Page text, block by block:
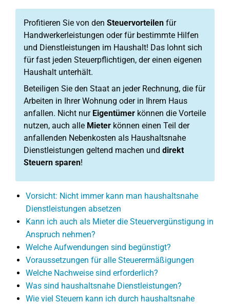
Profitieren Sie von den Steuervorteilen für
Handwerkerleistungen oder für bestimmte Hilfen
und Dienstleistungen im Haushalt! Das lohnt sich
für fast jeden Steuerpflichtigen, der einen eigenen
Haushalt unterhält.
Beteiligen Sie den Staat an jeder Rechnung, die für
Arbeiten in Ihrer Wohnung oder in Ihrem Haus
anfallen. Nicht nur Eigentümer können die Vorteile
nutzen, auch alle Mieter können einen Teil der
anfallenden Nebenkosten als Haushaltsnahe
Dienstleistungen geltend machen und direkt
Steuern sparen!
Vorsicht: Nicht immer kann man haushaltsnahe
Dienstleistungen absetzen
Kann ich auch als Mieter die Steuervergünstigung in
Anspruch nehmen?
Welche Aufwendungen sind begünstigt?
Voraussetzungen für alle Steuerermäßigungen
Welche Nachweise sind erforderlich?
Was sind haushaltsnahe Dienstleistungen?
Wie viel Steuern kann ich durch haushaltsnahe